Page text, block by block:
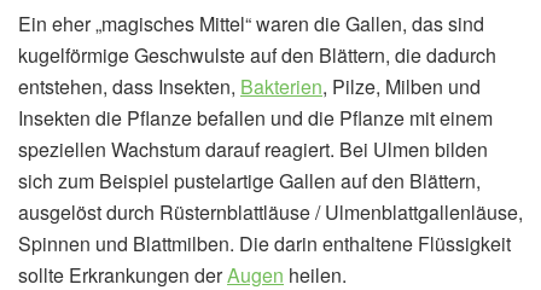
Ein eher „magisches Mittel“ waren die Gallen, das sind
kugelförmige Geschwulste auf den Blättern, die dadurch
entstehen, dass Insekten, Bakterien, Pilze, Milben und
Insekten die Pflanze befallen und die Pflanze mit einem
speziellen Wachstum darauf reagiert. Bei Ulmen bilden
sich zum Beispiel pustelartige Gallen auf den Blättern,
ausgelöst durch Rüsternblattläuse / Ulmenblattgallenläuse,
Spinnen und Blattmilben. Die darin enthaltene Flüssigkeit
sollte Erkrankungen derAugen heilen.